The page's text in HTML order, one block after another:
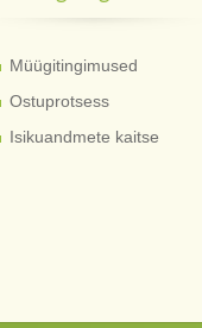
Müügitingimused
Ostuprotsess
Isikuandmete kaitse